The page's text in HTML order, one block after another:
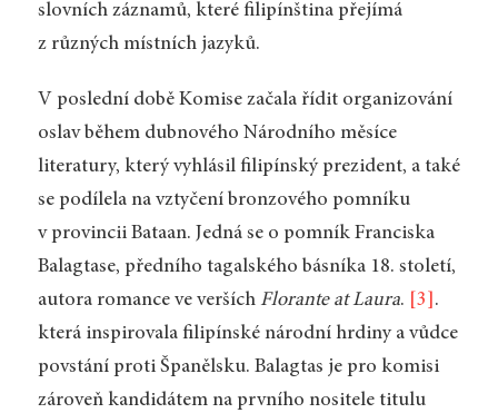
slovních záznamů, které filipínština přejímá
z různých místních jazyků.
V poslední době Komise začala řídit organizování
oslav během dubnového Národního měsíce
literatury, který vyhlásil filipínský prezident, a také
se podílela na vztyčení bronzového pomníku
v provincii Bataan. Jedná se o pomník Franciska
Balagtase, předního tagalského básníka 18. století,
autora romance ve verších Florante at Laura. [3] .
která inspirovala filipínské národní hrdiny a vůdce
povstání proti Španělsku. Balagtas je pro komisi
zároveň kandidátem na prvního nositele titulu